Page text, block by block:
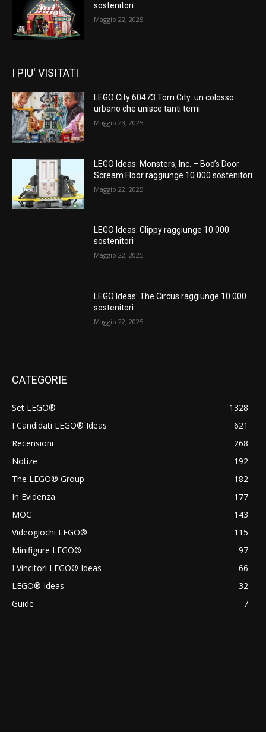
sostenitori
Maggio 22, 2025
I PIU' VISITATI
LEGO City 60473 Torri City: un colosso
urbano che unisce tanti temi
Maggio 23, 2025
LEGO Ideas: Monsters, Inc. – Boo’s Door
Scream Floor raggiunge 10.000 sostenitori
Maggio 22, 2025
LEGO Ideas: Clippy raggiunge 10.000
sostenitori
Maggio 22, 2025
LEGO Ideas: The Circus raggiunge 10.000
sostenitori
Maggio 22, 2025
CATEGORIE
Set LEGO®
1328
I Candidati LEGO® Ideas
621
Recensioni
268
Notize
192
The LEGO® Group
182
In Evidenza
177
MOC
143
Videogiochi LEGO®
115
Minifigure LEGO®
97
I Vincitori LEGO® Ideas
66
LEGO® Ideas
32
Guide
7